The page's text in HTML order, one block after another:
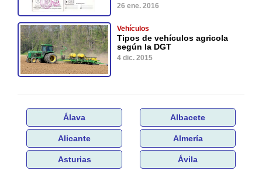
26 ene. 2016
Vehículos
Tipos de vehículos agricola
según la DGT
4 dic. 2015
Álava Albacete
Alicante Almería
Asturias Ávila